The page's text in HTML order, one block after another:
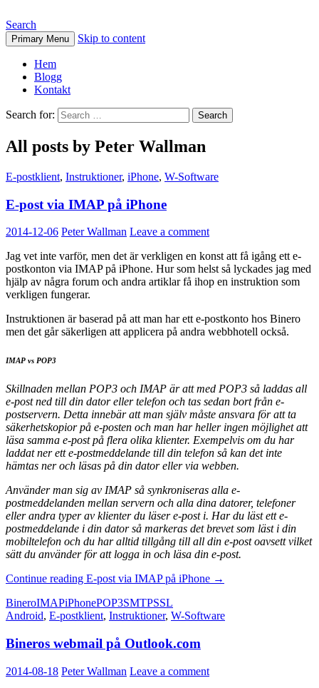
Search
Primary Menu Skip to content
Hem
Blogg
Kontakt
Search for:
All posts by Peter Wallman
E-postklient, Instruktioner, iPhone, W-Software
E-post via IMAP på iPhone
2014-12-06 Peter Wallman Leave a comment
Jag vet inte varför, men det är verkligen en konst att få igång ett e-
postkonton via IMAP på iPhone. Hur som helst så lyckades jag med
hjälp av några forum och andra artiklar få ihop en instruktion som
verkligen fungerar.
Instruktionen är baserad på att man har ett e-postkonto hos Binero
men det går säkerligen att applicera på andra webbhotell också.
IMAP vs POP3
Skillnaden mellan POP3 och IMAP är att med POP3 så laddas all
e-post ned till din dator eller telefon och tas sedan bort från e-
postservern. Detta innebär att man själv måste ansvara för att ta
säkerhetskopior på e-posten och man har heller ingen möjlighet att
läsa samma e-post på flera olika klienter. Exempelvis om du har
laddat ner ett e-postmeddelande till din telefon så kan det inte
hämtas ner och läsas på din dator eller via webben.
Använder man sig av IMAP så synkroniseras alla e-
postmeddelanden mellan servern och alla dina datorer, telefoner
eller andra typer av klienter du läser e-post i. Har du läst ett e-
postmeddelande i din dator så markeras det brevet som läst i din
mobiltelefon och du har alltid tillgång till all din e-post oavsett vilket
sätt du använder för att logga in och läsa din e-post.
Continue reading E-post via IMAP på iPhone →
BineroIMAPiPhonePOP3SMTPSSL
Android, E-postklient, Instruktioner, W-Software
Bineros webmail på Outlook.com
2014-08-18 Peter Wallman Leave a comment